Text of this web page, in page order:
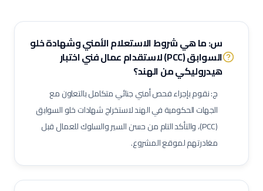
مرافق مستشفى / عامل رعاية
مهندس أجهزة طبية
أخصائي علاج تنفسي
أخصائي تغذية
أخصائي نفسي إكلينيكي
أخصائي ترميز طبي
ممرض مكافحة عدوى
منسق جودة منشآت صحية
لحام خطوط أنابيب
فني تربيط وإشهار (Rigger)
مفتش مراقبة جودة
لحام تيج (TIG Welder)
لحام قوس كهربائي
لحام ميج (MIG Welder)
مفتش اختبارات غير إتلافية (NDT)
مشرف أعمال سكلات / داربسين
مشرف أعمال عزل صناعي
مشرف أعمال دهان صناعي
فني رش رملي ودهان
مفتش طلاء وعزل
س: ما هي شروط الاستعلام الأمني وشهادة خلو
السوابق (PCC) لاستقدام عمال فني اختبار
هيدروليكي من الهند؟
ج: نقوم بإجراء فحص أمني جنائي متكامل بالتعاون مع
الجهات الحكومية في الهند لاستخراج شهادات خلو السوابق
(PCC)، والتأكد التام من حسن السير والسلوك للعمال قبل
مغادرتهم لموقع المشروع.